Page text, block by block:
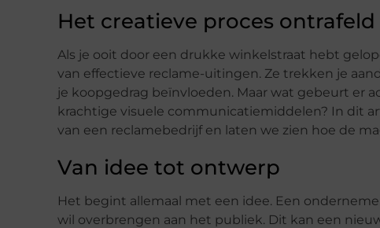
Het creatieve proces ontrafeld
Als je ooit door een drukke winkelstraat hebt
van effectieve reclame-uitingen. Ze trekken je
je koopgedrag beïnvloeden. Maar wat gebeurt er
krachtige visuele communicatiemiddelen? In dit
van een reclamebedrijf en laten we zien hoe de
Van idee tot ontwerp
Het begint allemaal met een idee. Een
wil overbrengen aan het publiek. Dit kan een